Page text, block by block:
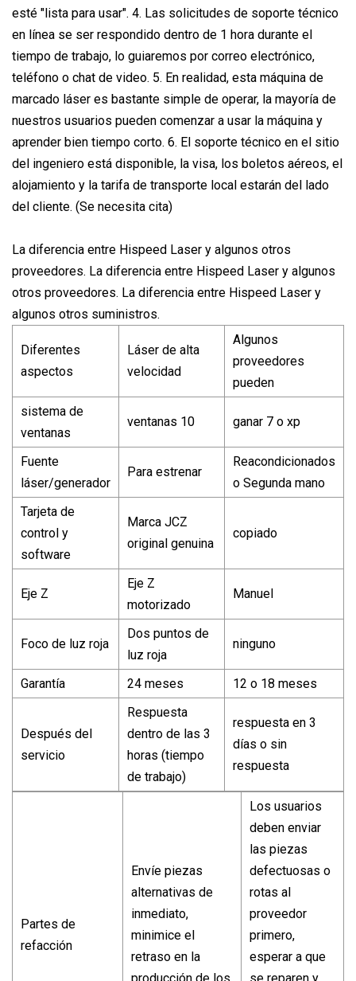
esté "lista para usar". 4. Las solicitudes de soporte técnico
en línea se ser respondido dentro de 1 hora durante el
tiempo de trabajo, lo guiaremos por correo electrónico,
teléfono o chat de video. 5. En realidad, esta máquina de
marcado láser es bastante simple de operar, la mayoría de
nuestros usuarios pueden comenzar a usar la máquina y
aprender bien tiempo corto. 6. El soporte técnico en el sitio
del ingeniero está disponible, la visa, los boletos aéreos, el
alojamiento y la tarifa de transporte local estarán del lado
del cliente. (Se necesita cita)
La diferencia entre Hispeed Laser y algunos otros
proveedores. La diferencia entre Hispeed Laser y algunos
otros proveedores. La diferencia entre Hispeed Laser y
algunos otros suministros.
Diferentes
aspectos
Láser de alta
velocidad
Algunos
proveedores
pueden
sistema de
ventanas
ventanas 10 ganar 7 o xp
Fuente
láser/generador
Para estrenar
Reacondicionados
o Segunda mano
Tarjeta de
control y
software
Marca JCZ
original genuina
copiado
Eje Z
Eje Z
motorizado
Manuel
Foco de luz roja
Dos puntos de
luz roja
ninguno
Garantía 24 meses 12 o 18 meses
Después del
servicio
Respuesta
dentro de las 3
horas (tiempo
de trabajo)
respuesta en 3
días o sin
respuesta
Partes de
refacción
Envíe piezas
alternativas de
inmediato,
minimice el
retraso en la
Los usuarios
deben enviar
las piezas
defectuosas o
rotas al
proveedor
primero,
esperar a que